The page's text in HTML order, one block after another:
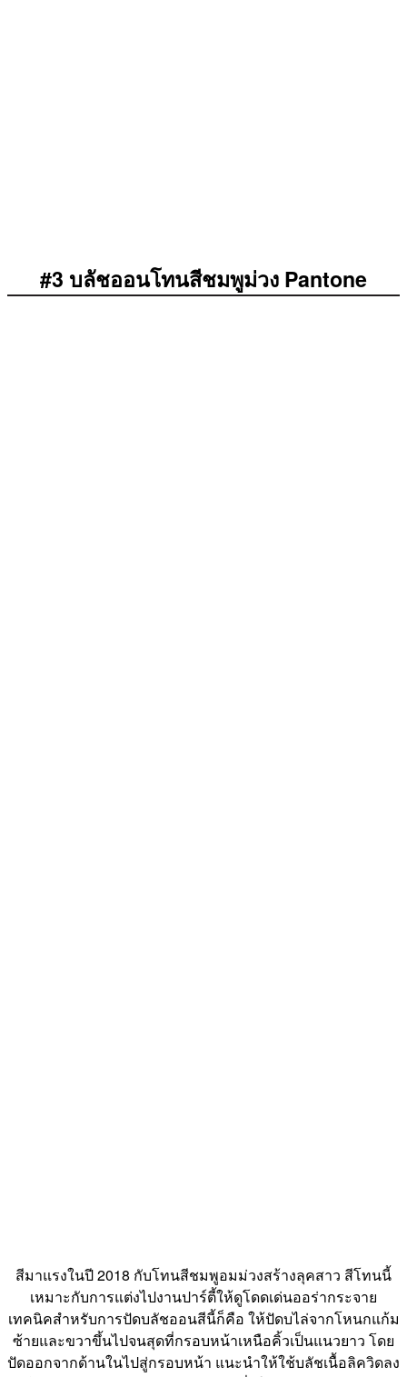
#3 บลัชออนโทนสีชมพูม่วง Pantone
สีมาแรงในปี 2018 กับโทนสีชมพูอมม่วงสร้างลุคสาว สีโทนนี้
เหมาะกับการแต่งไปงานปาร์ตี้ให้ดูโดดเด่นออร่ากระจาย
เทคนิคสำหรับการปัดบลัชออนสีนี้ก็คือ ให้ปัดบไล่จากโหนกแก้ม
ซ้ายและขวาขึ้นไปจนสุดที่กรอบหน้าเหนือคิ้วเป็นแนวยาว โดย
ปัดออกจากด้านในไปสู่กรอบหน้า แนะนำให้ใช้บลัชเนื้อลิควิดลง